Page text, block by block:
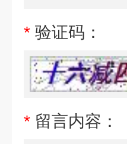
* 验证码：
* 留言内容：